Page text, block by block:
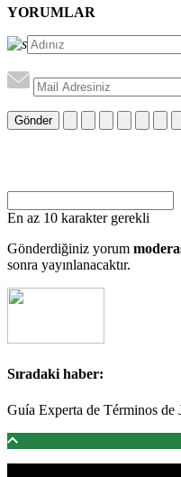
YORUMLAR
Gönder
En az 10 karakter gerekli
Gönderdiğiniz yorum
sonra yayınlanacaktır.
Sıradaki haber:
Guía Experta de Términos de